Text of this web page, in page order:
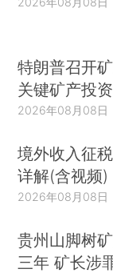
特朗普召开
关键矿产投
2026年08月08日
境外收入征
详解(含视频)
2026年08月08日
贵州山脚树
三年 矿长涉